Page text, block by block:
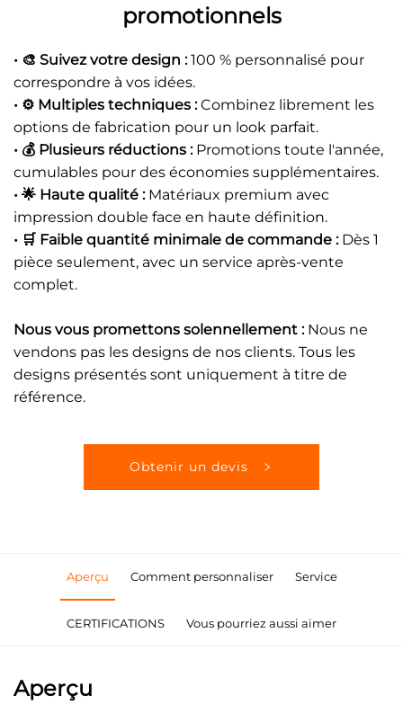
promotionnels
• 🎨 Suivez votre design :100 % personnalisé pour
correspondre à vos idées.
• ⚙️ Multiples techniques :Combinez librement les
options de fabrication pour un look parfait.
• 💰 Plusieurs réductions : Promotions toute l'année,
cumulables pour des économies supplémentaires.
• 🌟 Haute qualité : Matériaux premium avec
impression double face en haute définition.
• 🛒 Faible quantité minimale de commande : Dès 1
pièce seulement, avec un service après-vente
complet.
Nous vous promettons solennellement : Nous ne
vendons pas les designs de nos clients. Tous les
designs présentés sont uniquement à titre de
référence.
Obtenir un devis
Aperçu Comment personnaliser Service
CERTIFICATIONS Vous pourriez aussi aimer
Aperçu